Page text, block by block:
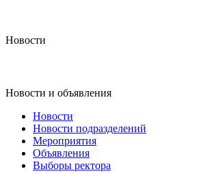
Новости
Новости и объявления
Новости
Новости подразделений
Мероприятия
Объявления
Выборы ректора